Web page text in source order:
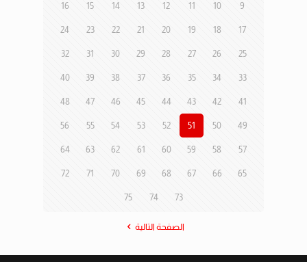
9
10
11
12
13
14
15
16
17
18
19
20
21
22
23
24
25
26
27
28
29
30
31
32
33
34
35
36
37
38
39
40
41
42
43
44
45
46
47
48
49
50
51
52
53
54
55
56
57
58
59
60
61
62
63
64
65
66
67
68
69
70
71
72
73
74
75
الصفحة التالية